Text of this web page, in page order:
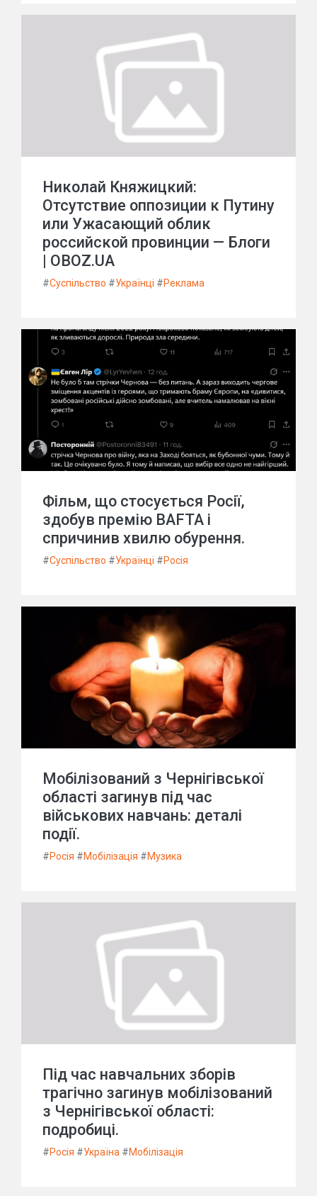
Николай Княжицкий:
Отсутствие оппозиции к Путину
или Ужасающий облик
российской провинции — Блоги
| OBOZ.UA
#Суспільство #Українці #Реклама
Фільм, що стосується Росії,
здобув премію BAFTA і
спричинив хвилю обурення.
#Суспільство #Українці #Росія
Мобілізований з Чернігівської
області загинув під час
військових навчань: деталі
події.
#Росія #Мобілізація #Музика
Під час навчальних зборів
трагічно загинув мобілізований
з Чернігівської області:
подробиці.
#Росія #Україна #Мобілізація